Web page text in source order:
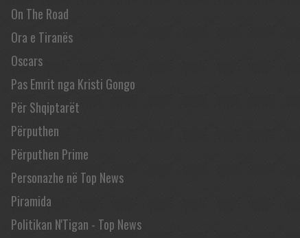
On The Road
Ora e Tiranës
Oscars
Pas Emrit nga Kristi Gongo
Për Shqiptarët
Përputhen
Përputhen Prime
Personazhe në Top News
Piramida
Politikan N'Tigan - Top News